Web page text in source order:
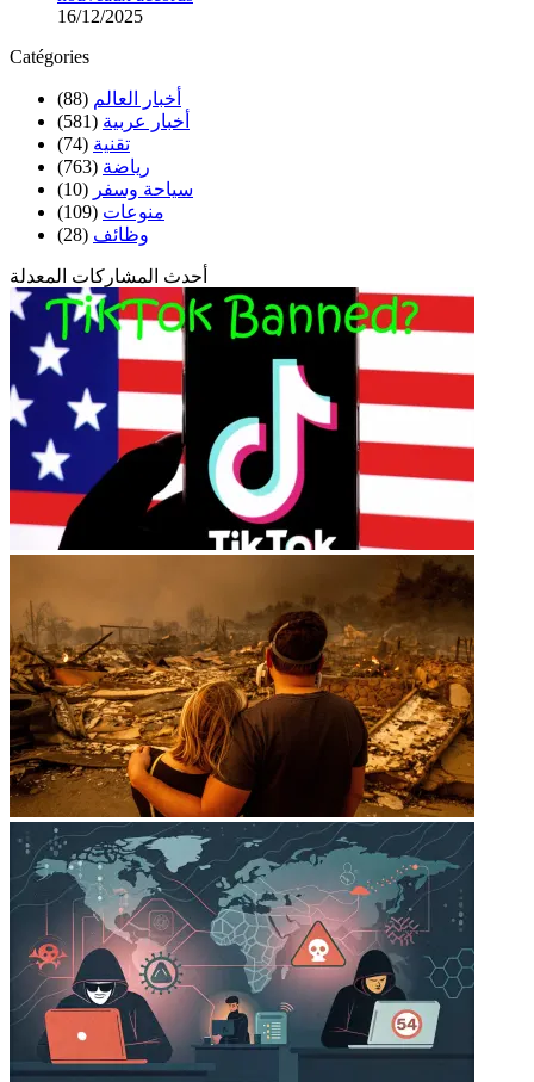
16/12/2025
Catégories
أخبار العالم (88)
أخبار عربية (581)
تقنية (74)
رياضة (763)
سياحة وسفر (10)
منوعات (109)
وظائف (28)
أحدث المشاركات المعدلة